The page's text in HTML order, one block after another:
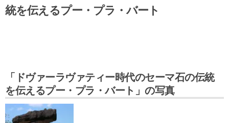
統を伝えるプー・プラ・バート
「ドヴァーラヴァティー時代のセーマ石の伝統
を伝えるプー・プラ・バート」の写真